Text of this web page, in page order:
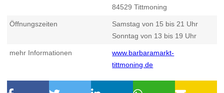
84529 Tittmoning
Öffnungszeiten
Samstag von 15 bis 21 Uhr
Sonntag von 13 bis 19 Uhr
mehr Informationen
www.barbaramarkt-
tittmoning.de